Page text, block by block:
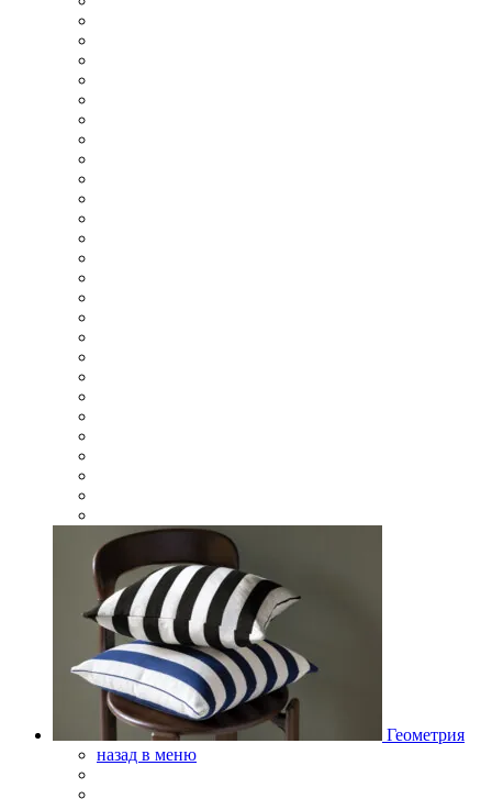
Геометрия
назад в меню